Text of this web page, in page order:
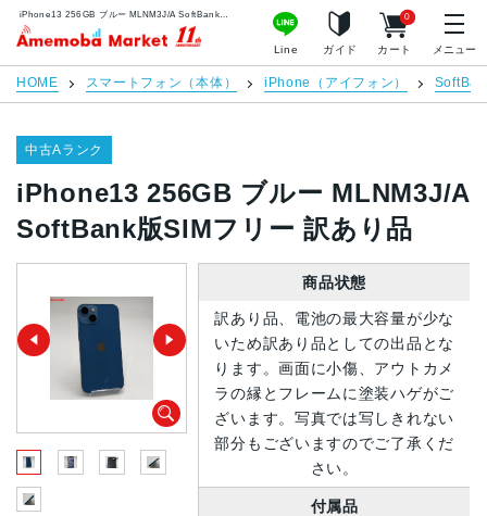
iPhone13 256GB ブルー MLNM3J/A SoftBank版SIMフリー 訳あり品 | 中古スマホ販売のアメモバマーケット
アメモバマーケット
Line ガイド カート
0
メニュー
HOME スマートフォン（本体） iPhone（アイフォン）
中古Aランク
iPhone13 256GB ブルー MLNM3J/A
SoftBank版SIMフリー 訳あり品
商品状態
訳あり品、電池の最大容量が少な
いため訳あり品としての出品とな
ります。画面に小傷、アウトカメ
ラの縁とフレームに塗装ハゲがご
ざいます。写真では写しきれない
部分もございますのでご了承くだ
さい。
付属品